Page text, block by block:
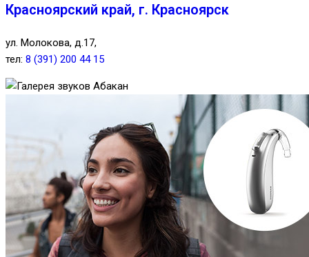
Красноярский край, г. Красноярск
ул. Молокова, д.17,
тел: 8 (391) 200 44 15